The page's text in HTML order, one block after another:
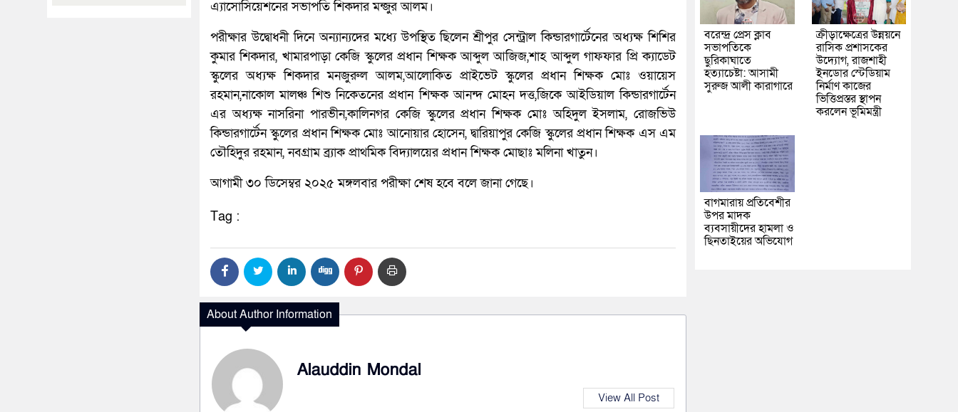
এ্যাসোসিয়েশনের সভাপতি শিকদার মন্জুর আলম।
পরীক্ষার উদ্বোধনী দিনে অন্যান্যদের মধ্যে উপস্থিত ছিলেন শ্রীপুর সেন্ট্রাল কিন্ডারগার্টেনের অধ্যক্ষ শিশির
কুমার শিকদার, খামারপাড়া কেজি স্কুলের প্রধান শিক্ষক আব্দুল আজিজ,শাহ আব্দুল গাফফার প্রি ক্যাডেট
স্কুলের অধ্যক্ষ শিকদার মনজুরুল আলম,আলোকিত প্রাইভেট স্কুলের প্রধান শিক্ষক মোঃ ওয়ায়েস
রহমান,নাকোল মালঞ্চ শিশু নিকেতনের প্রধান শিক্ষক আনন্দ মোহন দত্ত,জিকে আইডিয়াল কিন্ডারগার্টেন
এর অধ্যক্ষ নাসরিনা পারভীন,কালিনগর কেজি স্কুলের প্রধান শিক্ষক মোঃ অহিদুল ইসলাম, রোজভিউ
কিন্ডারগার্টেন স্কুলের প্রধান শিক্ষক মোঃ আনোয়ার হোসেন, দ্বারিয়াপুর কেজি স্কুলের প্রধান শিক্ষক এস এম
তৌহিদুর রহমান, নবগ্রাম ব্র্যাক প্রাথমিক বিদ্যালয়ের প্রধান শিক্ষক মোছাঃ মলিনা খাতুন।
আগামী ৩০ ডিসেম্বর ২০২৫ মঙ্গলবার পরীক্ষা শেষ হবে বলে জানা গেছে।
Tag :
About Author Information
Alauddin Mondal
View All Post
বরেন্দ্র প্রেস ক্লাব
সভাপতিকে
ছুরিকাঘাতে
হত্যাচেষ্টা: আসামী
সুরুজ আলী কারাগারে
ক্রীড়াক্ষেত্রের উন্নয়নে
রাসিক প্রশাসকের
উদ্যোগ, রাজশাহী
ইনডোর স্টেডিয়াম
নির্মাণ কাজের
ভিত্তিপ্রস্তর স্থাপন
করলেন ভূমিমন্ত্রী
বাগমারায় প্রতিবেশীর
উপর মাদক
ব্যবসায়ীদের হামলা ও
ছিনতাইয়ের অভিযোগ